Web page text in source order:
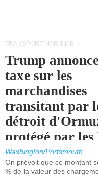
TRANSPORT MARITIME
Trump
taxe sur les
marchandises
transitant par
détroit
protégé par
Unis.
Washington/Portsmouth
On prévoit que ce montant
% de la valeur des